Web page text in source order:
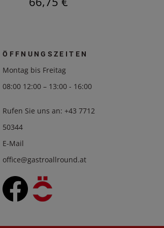
ÖFFNUNGSZEITEN
Montag bis Freitag
08:00 12:00 – 13:00 - 16:00
Rufen Sie uns an:+43 7712
50344
E-Mail
office@gastroallround.at